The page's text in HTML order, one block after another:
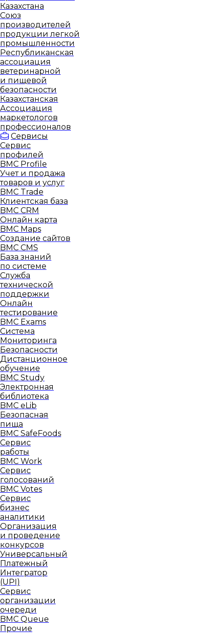
Казахстана
Союз
производителей
продукции легкой
промышленности
Республиканская
ассоциация
ветеринарной
и пищевой
безопасности
Казахстанская
Ассоциация
маркетологов
профессионалов
Сервисы
Сервис
профилей
BMC Profile
Учет и продажа
товаров и услуг
BMC Trade
Клиентская база
BMC CRM
Онлайн карта
BMC Maps
Создание сайтов
BMC CMS
База знаний
по системе
Служба
технической
поддержки
Онлайн
тестирование
BMC Exams
Система
Мониторинга
Безопасности
Дистанционное
обучение
BMC Study
Электронная
библиотека
BMC eLib
Безопасная
пища
BMC SafeFoods
Сервис
работы
BMC Work
Сервис
голосований
BMC Votes
Сервис
бизнес
аналитики
Организация
и проведение
конкурсов
Универсальный
Платежный
Интегратор
(UPI)
Сервис
организации
очереди
BMC Queue
Прочие